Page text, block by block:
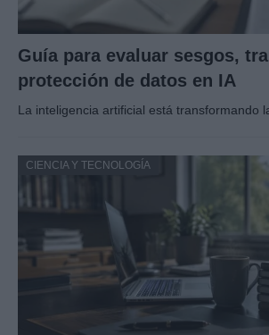
Guía para evaluar sesgos,
protección de datos en IA
La inteligencia artificial está transformando
CIENCIA Y TECNOLOGÍA